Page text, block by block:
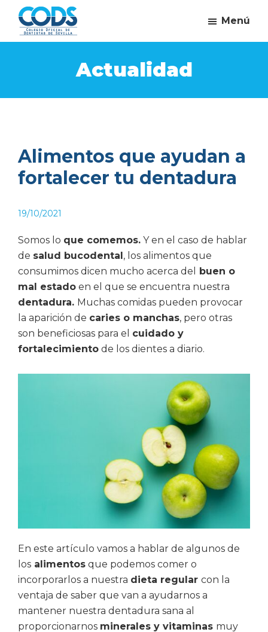
Saltar
contenido
Saltar
la
principal
Saltar
pieVe
Campaña
Sevilla
Menú
Actualidad
Alimentos que ayudan a
fortalecer tu dentadura
19/10/2021
Somos lo que comemos. Y en el caso de hablar
de salud bucodental, los alimentos que
consumimos dicen mucho acerca del
buen o
mal estado en el que se encuentra nuestra
dentadura. Muchas comidas pueden provocar
la aparición de caries o manchas, pero otras
son beneficiosas para el cuidado y
fortalecimiento de los dientes a diario.
En este artículo vamos a hablar de algunos de
los alimentos que podemos comer o
incorporarlos a nuestra dieta regular con la
ventaja de saber que van a ayudarnos a
mantener nuestra dentadura sana al
proporcionarnos minerales y vitaminas muy